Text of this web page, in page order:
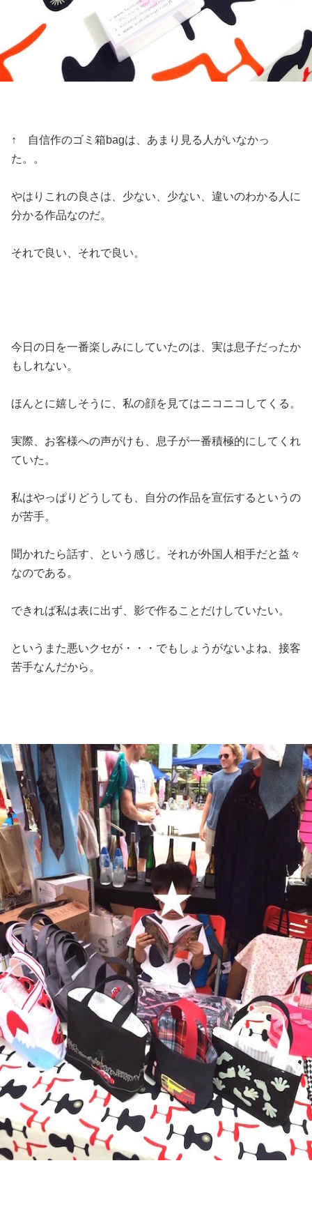
↑ 自信作のゴミ箱bagは、あまり見る人がいなかっ
た。。
やはりこれの良さは、少ない、少ない、違いのわかる人に
分かる作品なのだ。
それで良い、それで良い。
今日の日を一番楽しみにしていたのは、実は息子だったか
もしれない。
ほんとに嬉しそうに、私の顔を見てはニコニコしてくる。
実際、お客様への声がけも、息子が一番積極的にしてくれ
ていた。
私はやっぱりどうしても、自分の作品を宣伝するというの
が苦手。
聞かれたら話す、という感じ。それが外国人相手だと益々
なのである。
できれば私は表に出ず、影で作ることだけしていたい。
というまた悪いクセが・・・でもしょうがないよね、接客
苦手なんだから。